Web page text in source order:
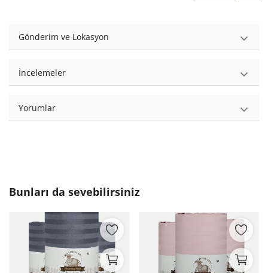
Gönderim ve Lokasyon
İncelemeler
Yorumlar
Bunları da sevebilirsiniz